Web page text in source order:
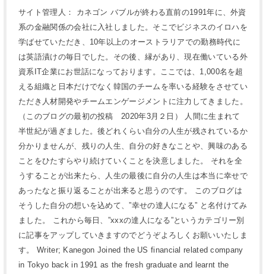
サイト管理人： カネゴン バブルが終わる直前の1991年に、外資
系の金融関係の会社に入社しました。そこでビジネスのイロハを
学ばせていただき、10年以上のオーストラリアでの勤務時代に
は英語漬けの毎日でした。その後、縁があり、現在働いている外
資系IT企業にお世話になっております。ここでは、1,000名を超
える組織と日本だけでなく韓国のチームを率いる経験をさせてい
ただき人材開発やチームエンゲージメントに注力してきました。
（このブログの最初の投稿 2020年3月２日） 人間に生まれて
半世紀が過ぎました。後どれくらい自分の人生が残されているか
分かりませんが、残りの人生、自分の好きなことや、興味のある
ことをひたすらやり続けていくことを決意しました。 それを全
うすることが出来たら、人生の最後に自分の人生は本当に幸せで
あったなと振り返ることが出来ると思うのです。 このブログは
そうした自分の想いを込めて、”幸せの達人になる” と名付けてみ
ました。 これから毎日、”xxxの達人になる”というカテゴリー別
に記事をアップしていきますのでどうぞよろしくお願いいたしま
す。 Writer; Kanegon Joined the US financial related company
in Tokyo back in 1991 as the fresh graduate and learnt the